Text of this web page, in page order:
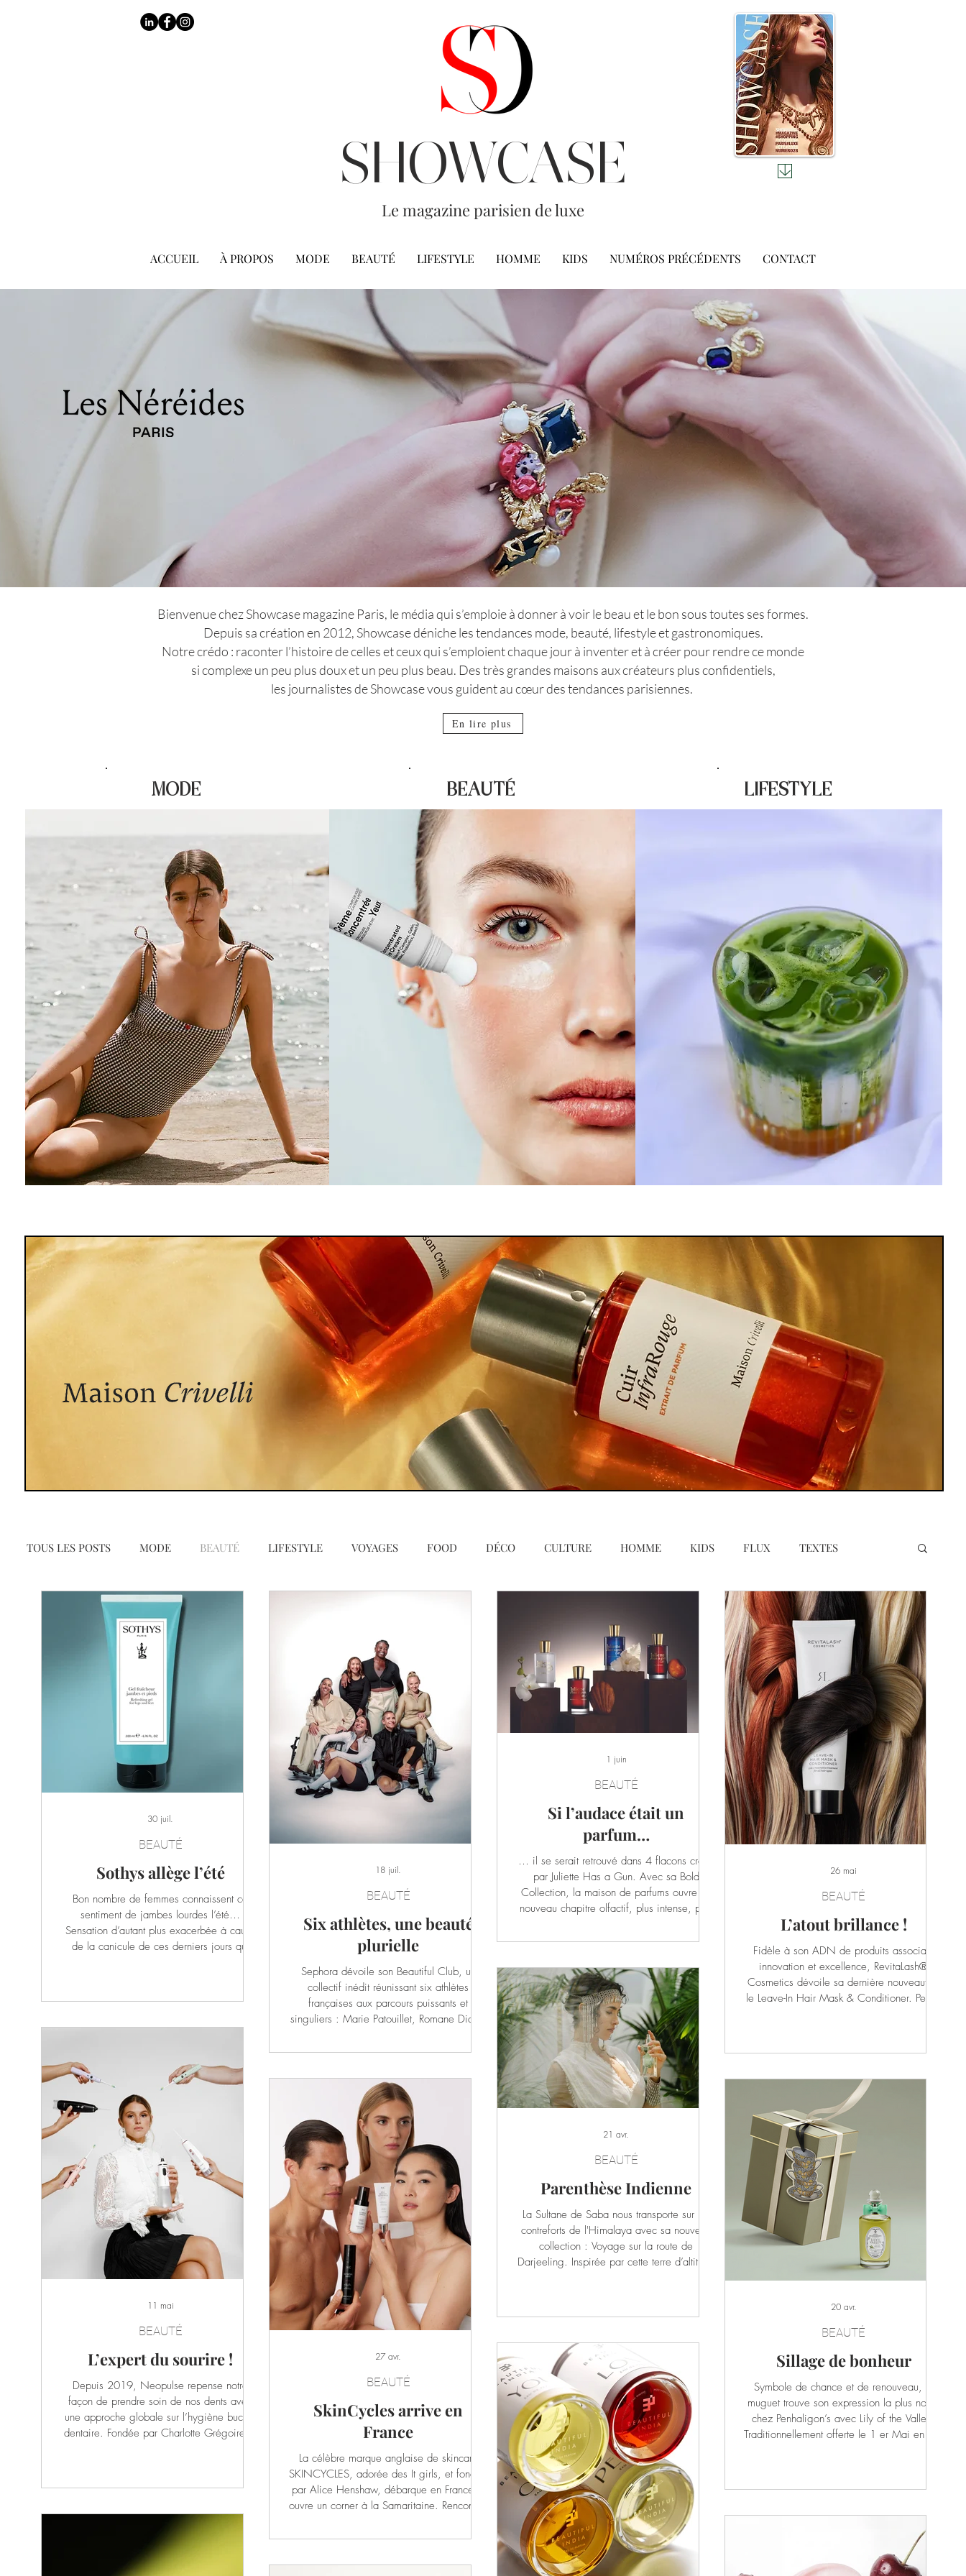
SHOWCASE
Le magazine parisien de luxe
ACCUEIL À PROPOS MODE BEAUTÉ LIFESTYLE HOMME KIDS NUMÉROS PRÉCÉDENTS CONTACT
Bienvenue chez Showcase magazine Paris, le média qui s’emploie à donner à voir le beau et le bon sous toutes ses formes.
Depuis sa création en 2012, Showcase déniche les tendances mode, beauté, lifestyle et gastronomiques.
Notre crédo : raconter l’histoire de celles et ceux qui s’emploient chaque jour à inventer et à créer pour rendre ce monde
si complexe un peu plus doux et un peu plus beau. Des très grandes maisons aux créateurs plus confidentiels,
les journalistes de Showcase vous guident au cœur des tendances parisiennes.
En lire plus
MODE BEAUTÉ LIFESTYLE
TOUS LES POSTS MODE BEAUTÉ LIFESTYLE VOYAGES FOOD DÉCO CULTURE HOMME KIDS FLUX TEXTES
Sothys allège l’été
Bon nombre de femmes connaissent ce
sentiment de jambes lourdes l’été…
Sensation d’autant plus exacerbée à cause
de la canicule de ces derniers jours qui
indispensable des températures qui
instantané, de l’arnica aux propriétés
stimulantes et d
BEAUTÉ
30 juil.
Six athlètes, une beauté
plurielle
Sephora dévoile son Beautiful Club, un
collectif inédit réunissant six athlètes
françaises aux parcours puissants et
singuliers : Marie Patouillet, Romane Dicko,
Laffont et Sandra Laoura. Six femmes
catégorie, que ce soit dans un sport
individuel ou collectif, avec un parcours
olympique ou paralympique, en tant que
jeunes talents ou championnes confirmées.
A travers cette initiative, Sephora dévoile
BEAUTÉ
18 juil.
Si l’audace était un
parfum…
… il se serait retrouvé dans 4 flacons créés
par Juliette Has a Gun. Avec sa Bold
Collection, la maison de parfums ouvre un
nouveau chapitre olfactif, plus intense, plus
et décadentes, ces nouvelles créations
de récifs expressifs : un contraste moderne
entre Fleurs Blanches & Ambre pour White
Spirit ; des notes orientales de Tubéreuse et
de Vanille pour Oil Fiction ; tel un mirage olf
BEAUTÉ
1 juin
L’atout brillance !
Fidèle à son ADN de produits associant
innovation et excellence, RevitaLash®
Cosmetics dévoile sa dernière nouveauté :
le Leave-In Hair Mask & Conditioner. Pensé
geste, ce soin 5-en-1 sans rinçage hydrate,
répare, renforce et protège la fibre tout en
facilitant le coiffage dans une texture
légère, totalement in
BEAUTÉ
26 mai
L’expert du sourire !
Depuis 2019, Neopulse repense notre
façon de prendre soin de nos dents avec
une approche globale sur l’hygiène bucco-
dentaire. Fondée par Charlotte Grégoire et
toute la famille dès la première dent des
enfants. Recommandé par plus de 1 000
chirurgiens-dentistes et assistantes dentaires,
Neopulse met en avant une gamme
BEAUTÉ
11 mai
SkinCycles arrive en
France
La célèbre marque anglaise de skincare
SKINCYCLES, adorée des It girls, et fondée
par Alice Henshaw, débarque en France et
ouvre un corner à la Samaritaine. Rencontre.
derrière la création de SkinCycles ?
chaque jour en clinique : des patients qui
BEAUTÉ
27 avr.
Parenthèse Indienne
La Sultane de Saba nous transporte sur les
contreforts de l'Himalaya avec sa nouvelle
collection : Voyage sur la route de
Darjeeling. Inspirée par cette terre d’altitude
de cette gamme : la fraîcheur du thé vert,
apaisant et enveloppant contrebalance le
gingembre et sa chaleur épicée et vibrante.
De
BEAUTÉ
21 avr.
Sillage de bonheur
Symbole de chance et de renouveau, le
muguet trouve son expression la plus noble
chez Penhaligon’s avec Lily of the Valley.
Traditionnellement offerte le 1 er Mai en tant
une promesse de bonhe ur capturée dans un
à la manière d’une douce et fraîche rosée
du mat
BEAUTÉ
20 avr.